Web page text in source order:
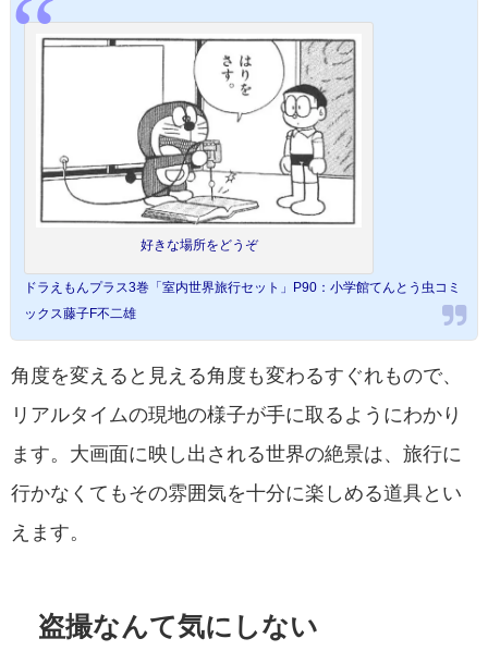
好きな場所をどうぞ
ドラえもんプラス3巻「室内世界旅行セット」P90：小学館てんとう虫コミ
ックス藤子F不二雄
角度を変えると見える角度も変わるすぐれもので、
リアルタイムの現地の様子が手に取るようにわかり
ます。大画面に映し出される世界の絶景は、旅行に
行かなくてもその雰囲気を十分に楽しめる道具とい
えます。
盗撮なんて気にしない